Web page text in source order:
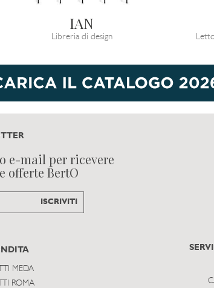
IAN
Libreria di design
e-mail per ricevere
offerte BertO
ISCRIVITI
MEDA
ROMA